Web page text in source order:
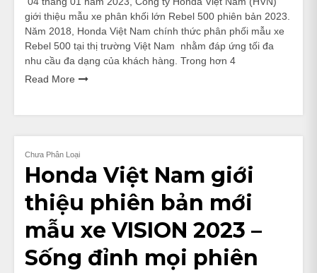
giới thiệu mẫu xe phân khối lớn Rebel 500 phiên bản 2023.
Năm 2018, Honda Việt Nam chính thức phân phối mẫu xe
Rebel 500 tại thị trường Việt Nam nhằm đáp ứng tối đa
nhu cầu đa dạng của khách hàng. Trong hơn 4
Read More
Chưa Phân Loại
Honda Việt Nam giới
thiệu phiên bản mới
mẫu xe VISION 2023 –
Sống đỉnh mọi phiên